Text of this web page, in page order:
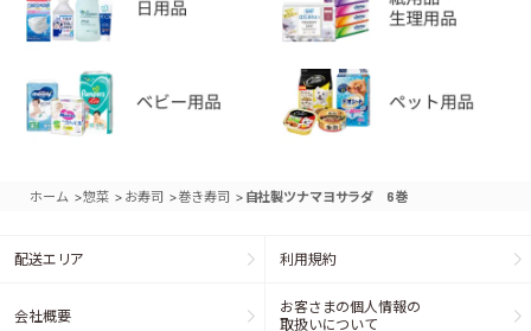
ホーム >惣菜 > お寿司 >巻き寿司 > 自社製ツナマヨサラダ 6巻
配送エリア 利用規約
会社概要
お客さまの個人情報の
取扱いについて